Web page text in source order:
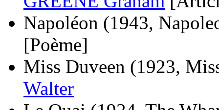
Napoléon (1943,
[Poème]
Miss Duveen (1923,
Walter